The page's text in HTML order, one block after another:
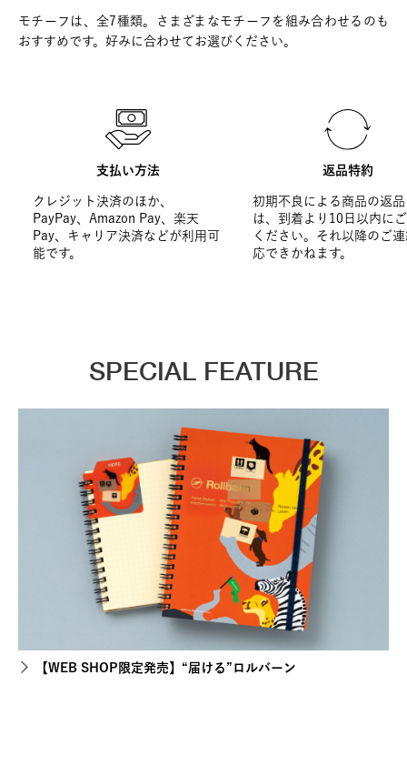
モチーフは、全7種類。さまざまなモチーフを組み合わせるのも
おすすめです。好みに合わせてお選びください。
支払い方法
クレジット決済のほか、
PayPay、Amazon Pay、楽天
Pay、キャリア決済などが利用可
能です。
返品特約
初期不良による商品の返
は、到着より10日以内に
ください。それ以降のご
応できかねます。
SPECIAL FEATURE
【WEB SHOP限定発売】“届ける”ロルバーン